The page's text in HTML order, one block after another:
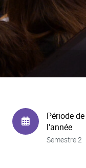
Période de
l'année
Semestre 2